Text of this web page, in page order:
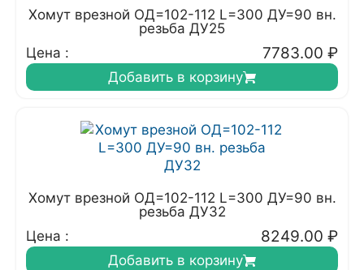
Хомут врезной ОД=102-112 L=300 ДУ=90 вн.
резьба ДУ25
Цена :
7783.00 ₽
Добавить в корзину
Хомут врезной ОД=102-112 L=300 ДУ=90 вн.
резьба ДУ32
Цена :
8249.00 ₽
Добавить в корзину